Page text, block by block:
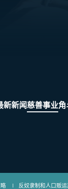
新新闻慈善事业
| 反奴隶制和人口贩运